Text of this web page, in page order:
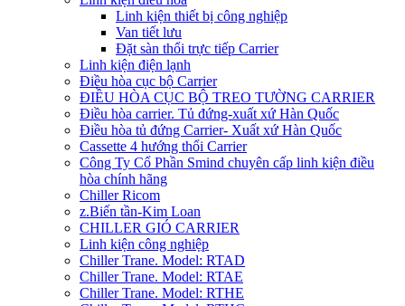
Linh kiện thiết bị công nghiệp
Van tiết lưu
Đặt sàn thổi trực tiếp Carrier
Linh kiện điện lạnh
Điều hòa cục bộ Carrier
ĐIỀU HÒA CỤC BỘ TREO TƯỜNG CARRIER
Điều hòa carrier. Tủ đứng-xuất xứ Hàn Quốc
Điều hòa tủ đứng Carrier- Xuất xứ Hàn Quốc
Cassette 4 hướng thổi Carrier
Công Ty Cổ Phần Smind chuyên cấp linh kiện điều
hòa chính hãng
Chiller Ricom
z.Biến tần-Kim Loan
CHILLER GIÓ CARRIER
Linh kiện công nghiệp
Chiller Trane. Model: RTAD
Chiller Trane. Model: RTAE
Chiller Trane. Model: RTHE